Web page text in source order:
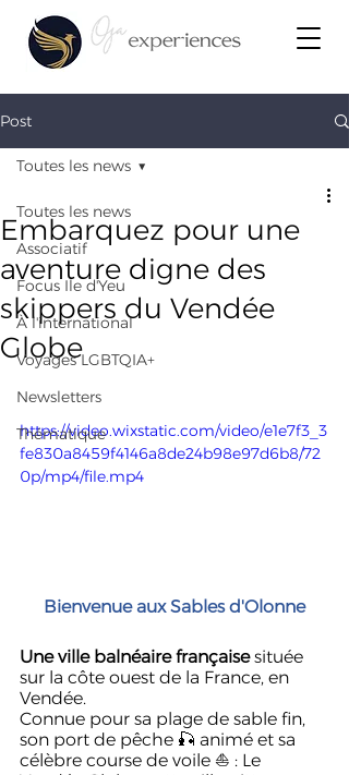
Post
Toutes les news
Associatif
Focus Ile d'Yeu
À l'international
Voyages LGBTQIA+
Newsletters
Thématique
Toutes les news
Embarquez pour une
aventure digne des
skippers du Vendée
Globe
https://video.wixstatic.com/video/e1e7f3_3
fe830a8459f4146a8de24b98e97d6b8/72
0p/mp4/file.mp4
Bienvenue aux Sables d'Olonne
Une ville balnéaire française située
sur la côte ouest de la France, en
Vendée.
Connue pour sa plage de sable fin,
son port de pêche 🎣 animé et sa
célèbre course de voile ⛵️ : Le